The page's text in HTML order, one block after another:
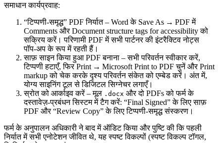
समाधान कार्यप्रवाह:
“टिप्पणी‑समृद्ध” PDF निर्यात– Word के Save As → PDFमें
Comments औरDocument structure tags for accessibilityको
सक्रिय करें। परिणामी PDF में सभी पार्टनर की इंटरैक्टिव नोट्स
पॉप‑अप के रूप में रहती हैं।
साफ़ साइन किया हुआ PDF बनाना – सभी परिवर्तन स्वीकार करें,
टिप्पणी हटाएँ, फिरPrint → Microsoft Print to PDFचुनें औरPrint
markupको चेक करके दृश्य परिवर्तन संकेत को एम्बेड करें। अंत में,
योग्य साइनिंग टूल से डिजिटल सिग्नेचर लगाएँ।
स्रोत को आर्काइव करें– मूल .docx और दो PDFs को फर्म के
दस्तावेज़‑प्रबंधन सिस्टम में टैग करें: “Final Signed” के लिए साफ़
PDF और “Review Copy” के लिए टिप्पणी‑समृद्ध संस्करण।
फर्म के अनुपालन अधिकारी ने बाद में ऑडिट किया और पुष्टि की कि पहली
निर्यात में सभी एनोटेशन जीवित थे, यह स्पष्ट विकल्पों (स्पष्ट विकल्प टॉगल,